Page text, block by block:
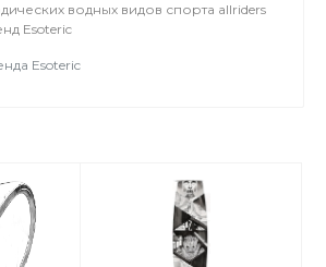
водных видов спорта allriders
Esoteric
Esoteric